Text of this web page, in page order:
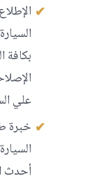
بكافة
علي
خبرة
أحدث